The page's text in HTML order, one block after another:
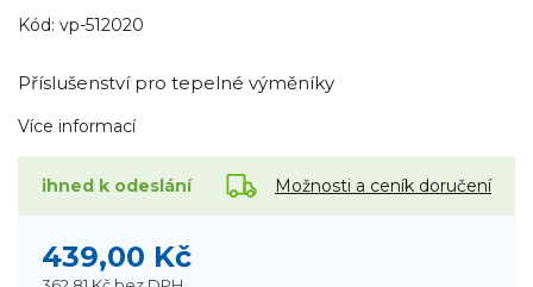
Kód: vp-512020
Příslušenství pro tepelné výměníky
Více informací
ihned k odeslání Možnosti a ceník doručení
439,00 Kč